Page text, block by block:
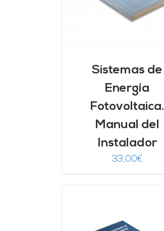
Sistemas de
Energía
Fotovoltaica.
Manual del
Instalador
33,00€